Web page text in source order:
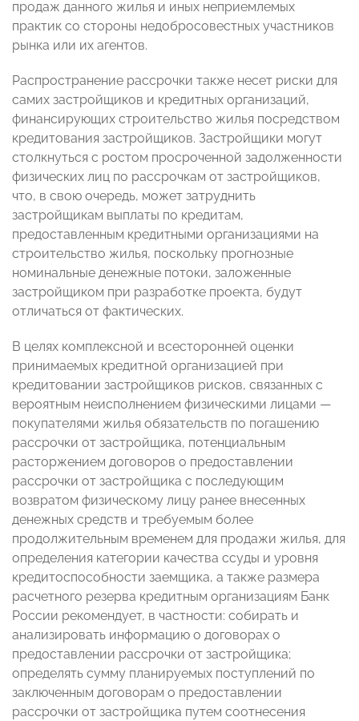
продаж данного жилья и иных неприемлемых
практик со стороны недобросовестных участников
рынка или их агентов.
Распространение рассрочки также несет риски для
самих застройщиков и кредитных организаций,
финансирующих строительство жилья посредством
кредитования застройщиков. Застройщики могут
столкнуться с ростом просроченной задолженности
физических лиц по рассрочкам от застройщиков,
что, в свою очередь, может затруднить
застройщикам выплаты по кредитам,
предоставленным кредитными организациями на
строительство жилья, поскольку прогнозные
номинальные денежные потоки, заложенные
застройщиком при разработке проекта, будут
отличаться от фактических.
В целях комплексной и всесторонней оценки
принимаемых кредитной организацией при
кредитовании застройщиков рисков, связанных с
вероятным неисполнением физическими лицами —
покупателями жилья обязательств по погашению
рассрочки от застройщика, потенциальным
расторжением договоров о предоставлении
рассрочки от застройщика с последующим
возвратом физическому лицу ранее внесенных
денежных средств и требуемым более
продолжительным временем для продажи жилья, для
определения категории качества ссуды и уровня
кредитоспособности заемщика, а также размера
расчетного резерва кредитным организациям Банк
России рекомендует, в частности: собирать и
анализировать информацию о договорах о
предоставлении рассрочки от застройщика;
определять сумму планируемых поступлений по
заключенным договорам о предоставлении
рассрочки от застройщика путем соотнесения